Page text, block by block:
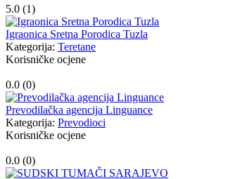
5.0 (1)
Igraonica Sretna Porodica Tuzla
Kategorija: Teretane
Korisničke ocjene
0.0 (0)
Prevodilačka agencija Linguance
Kategorija: Prevodioci
Korisničke ocjene
0.0 (0)